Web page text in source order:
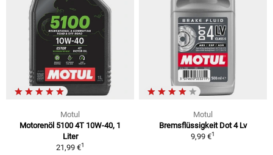
Motul
Motorenöl 5100 4T 10W-40, 1
Liter
21,99 €1
Motul
Bremsflüssigkeit Dot 4 Lv
9,99 €1